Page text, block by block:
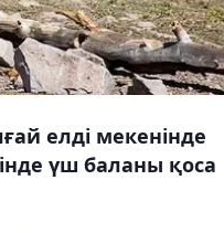
елді мекенінде
үш баланы қоса